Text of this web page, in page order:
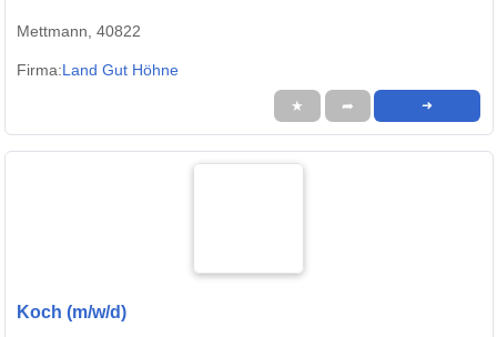
Mettmann, 40822
Firma:Land Gut Höhne
★ ➦ ➜
Koch (m/w/d)